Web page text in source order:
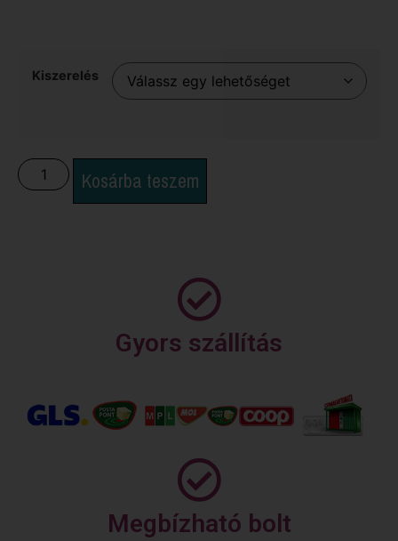
Kiszerelés
Kosárba teszem
Gyors szállítás
Megbízható bolt